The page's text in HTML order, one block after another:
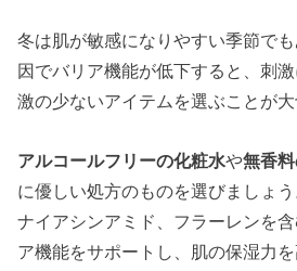
冬は肌が敏感になりやすい季節で
因でバリア機能が低下すると、刺
激の少ないアイテムを選ぶことが大
アルコールフリーの化粧水や無香
に優しい処方のものを選びましょ
ナイアシンアミド、フラーレンを
ア機能をサポートし、肌の保湿力を